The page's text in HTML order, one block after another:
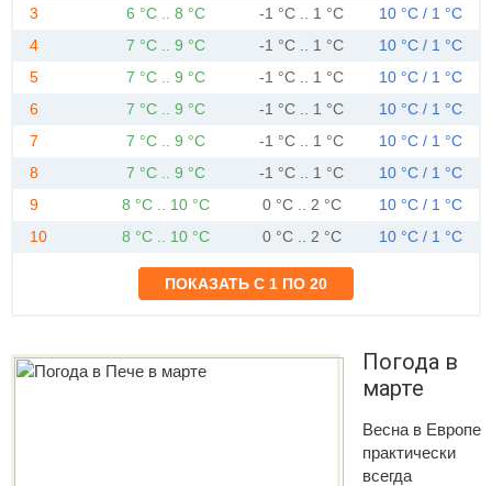
3
6 °C .. 8 °C -1 °C .. 1 °C
10 °C / 1 °C
4
7 °C .. 9 °C -1 °C .. 1 °C
10 °C / 1 °C
5
7 °C .. 9 °C -1 °C .. 1 °C
10 °C / 1 °C
6
7 °C .. 9 °C -1 °C .. 1 °C
10 °C / 1 °C
7
7 °C .. 9 °C -1 °C .. 1 °C
10 °C / 1 °C
8
7 °C .. 9 °C -1 °C .. 1 °C
10 °C / 1 °C
9
8 °C .. 10 °C 0 °C .. 2 °C
10 °C / 1 °C
10
8 °C .. 10 °C 0 °C .. 2 °C 10 °C / 1 °C
Погода в
марте
Весна в Европе
практически
всегда